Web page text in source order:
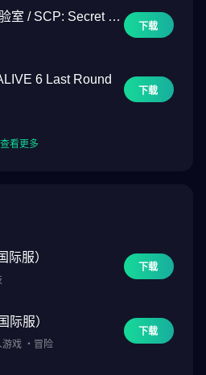
室 / SCP: Secret La
下载
6 Last Round
下载
查看更多
际服）
下载
际服）
游戏 ・ 冒险
下载